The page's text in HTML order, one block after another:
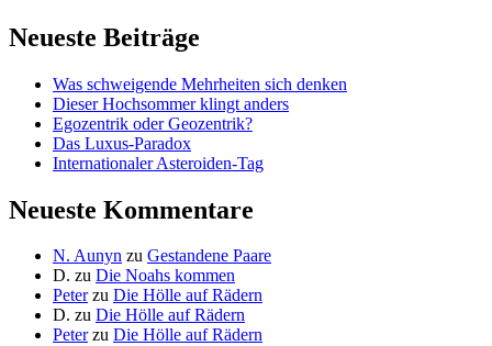
Neueste Beiträge
Was schweigende Mehrheiten sich denken
Dieser Hochsommer klingt anders
Egozentrik oder Geozentrik?
Das Luxus-Paradox
Internationaler Asteroiden-Tag
Neueste Kommentare
N. Aunyn zu Gestandene Paare
D. zu Die Noahs kommen
Peterzu Die Hölle auf Rädern
D. zu Die Hölle auf Rädern
Peterzu Die Hölle auf Rädern